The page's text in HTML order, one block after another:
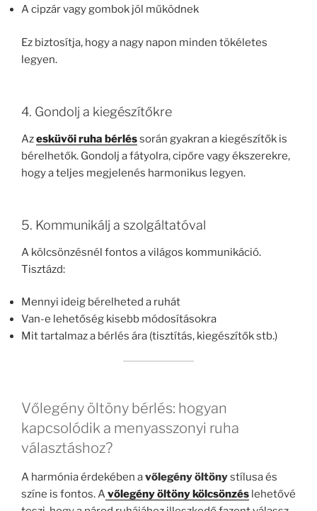
A cipzár vagy gombok jól működnek
Ez biztosítja, hogy a nagy napon minden tökéletes
legyen.
4. Gondolj a kiegészítőkre
Azesküvői ruha bérléssorán gyakran a kiegészítők is
bérelhetők. Gondolj a fátyolra, cipőre vagy ékszerekre,
hogy a teljes megjelenés harmonikus legyen.
5. Kommunikálj a szolgáltatóval
A kölcsönzésnél fontos a világos kommunikáció.
Tisztázd:
Mennyi ideig bérelheted a ruhát
Van-e lehetőség kisebb módosításokra
Mit tartalmaz a bérlés ára (tisztítás, kiegészítők stb.)
Vőlegény öltöny bérlés: hogyan
kapcsolódik a menyasszonyi ruha
választáshoz?
A harmónia érdekében avőlegény öltönystílusa és
színe is fontos. Avőlegény öltöny kölcsönzés lehetővé